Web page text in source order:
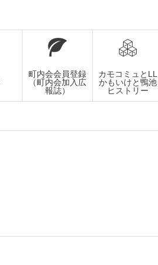
町内会会員登録
（町内会加入広
報誌）
カモコミュとLL
かもいけと鴨池
ヒストリー